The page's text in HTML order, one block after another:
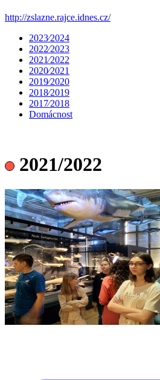
http://zslazne.rajce.idnes.cz/
2023⁄2024
2022⁄2023
2021⁄2022
2020⁄2021
2019⁄2020
2018⁄2019
2017⁄2018
Domácnost
2021/2022